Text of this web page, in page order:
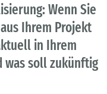
Wenn Sie
Ihrem Projekt
in Ihrem
was soll zukünftig